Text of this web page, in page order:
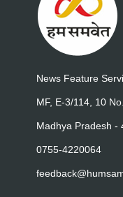
News Feature
MF, E-3/114, 10
Madhya Pradesh -
0755-4220064